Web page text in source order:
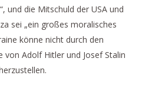
und die Mitschuld der USA und
sei „ein großes moralisches
könne nicht durch den
von Adolf Hitler und Josef Stalin